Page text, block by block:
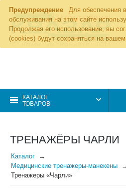
Предупреждение
Для обеспечения
обслуживания на этом сайте
Продолжая его использование, вы
(cookies) будут сохраняться на
КАТАЛОГ
ТОВАРОВ
ТРЕНАЖЁРЫ ЧАРЛИ
Каталог
Медицинские тренажеры-манекены
Тренажеры «Чарли»